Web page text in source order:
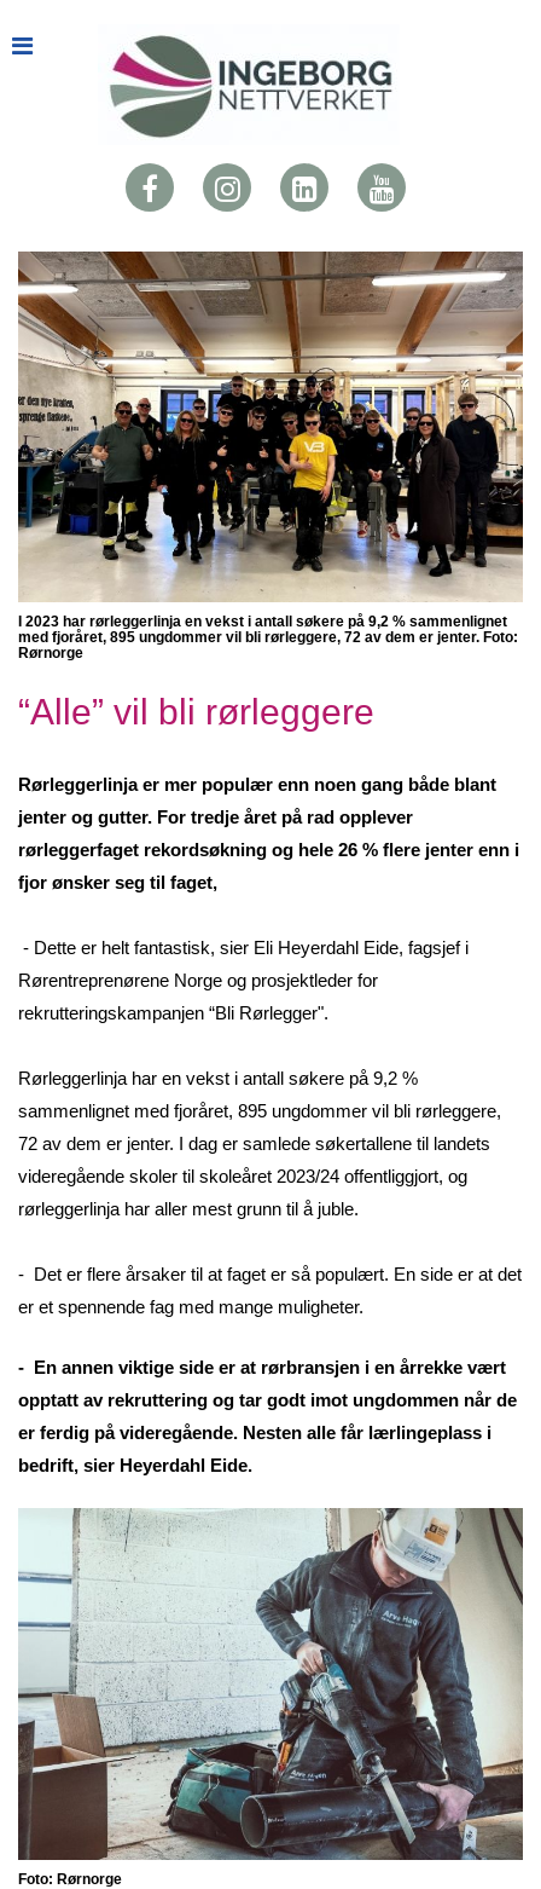
I 2023 har rørleggerlinja en vekst i antall søkere på 9,2 % sammenlignet
med fjoråret, 895 ungdommer vil bli rørleggere, 72 av dem er jenter. Foto:
Rørnorge
“Alle” vil bli rørleggere
Rørleggerlinja er mer populær enn noen gang både blant
jenter og gutter. For tredje året på rad opplever
rørleggerfaget rekordsøkning og hele 26 % flere jenter enn i
fjor ønsker seg til faget,
- Dette er helt fantastisk, sier Eli Heyerdahl Eide, fagsjef i
Rørentreprenørene Norge og prosjektleder for
rekrutteringskampanjen “Bli Rørlegger".
Rørleggerlinja har en vekst i antall søkere på 9,2 %
sammenlignet med fjoråret, 895 ungdommer vil bli rørleggere,
72 av dem er jenter. I dag er samlede søkertallene til landets
videregående skoler til skoleåret 2023/24 offentliggjort, og
rørleggerlinja har aller mest grunn til å juble.
- Det er flere årsaker til at faget er så populært. En side er at det
er et spennende fag med mange muligheter.
- En annen viktige side er at rørbransjen i en årrekke vært
opptatt av rekruttering og tar godt imot ungdommen når de
er ferdig på videregående. Nesten alle får lærlingeplass i
bedrift, sier Heyerdahl Eide.
Foto: Rørnorge